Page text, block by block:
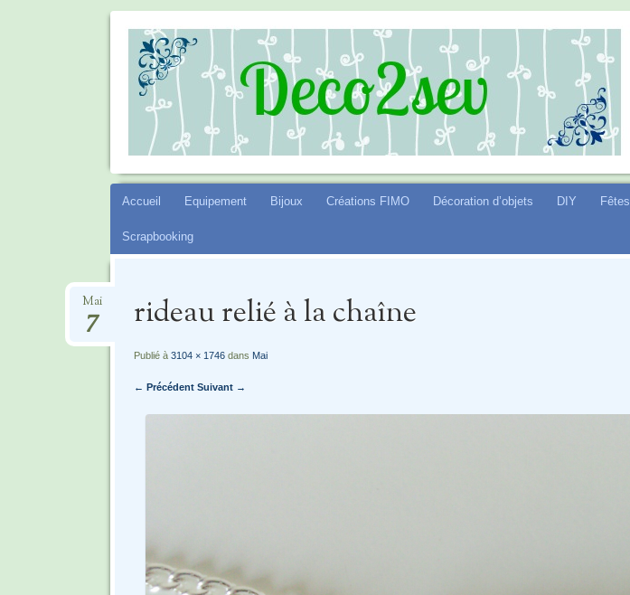
DECO2SEV
Aller
contenu
Accueil Equipement Bijoux Créations FIMO Décoration d’objets DIY Fêtes
Scrapbooking
rideau relié à la chaîne
Mai
7
Publié à 3104 × 1746dans Mai
← Précédent Suivant →